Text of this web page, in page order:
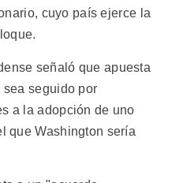
cuyo país ejerce la
señaló que apuesta
seguido por
a la adopción de uno
que Washington sería